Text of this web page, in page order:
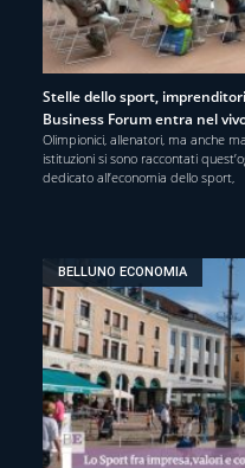
Stelle dello sport,
Business Forum entra nel
Olimpionici, allenatori, ma anche
istituzioni si sono raccontati
dedicato all’economia dello sport,
BELLUNO ECONOMIA